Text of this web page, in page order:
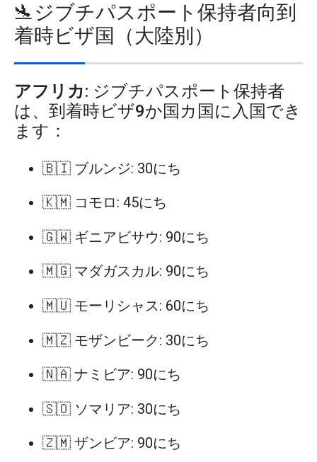
🛬ジブチパスポート保持者向到
着時ビザ国（大陸別）
アフリカ: ジブチパスポート保持者
は、到着時ビザ9か国カ国に入国でき
ます：
🇧🇮 ブルンジ: 30にち
🇰🇲 コモロ: 45にち
🇬🇼 ギニアビサウ: 90にち
🇲🇬 マダガスカル: 90にち
🇲🇺 モーリシャス: 60にち
🇲🇿 モザンビーク: 30にち
🇳🇦 ナミビア: 90にち
🇸🇴 ソマリア: 30にち
🇿🇲 ザンビア: 90にち